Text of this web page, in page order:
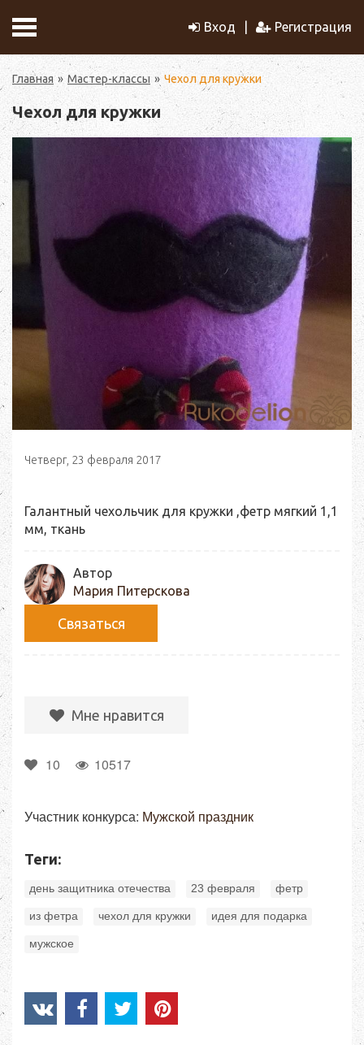
Вход Регистрация
Главная Мастер-классы Чехол для кружки
Чехол для кружки
Четверг, 23 февраля 2017
Галантный чехольчик для кружки ,фетр мягкий 1,1
мм, ткань
Автор
Мария Питерскова
Связаться
Мне нравится
10 10517
Участник конкурса: Мужской праздник
Теги:
день защитника отечества 23 февраля фетр
из фетра чехол для кружки идея для подарка
мужское